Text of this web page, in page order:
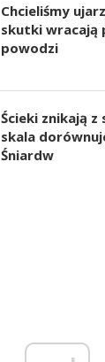
Chcieliśmy
skutki wracają
powodzi
Ścieki znikają
skala
Śniardw